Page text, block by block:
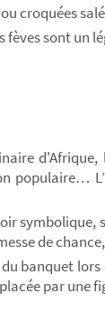
croquées
fèves sont un
populaire…
symbolique,
de
banquet lors
par une